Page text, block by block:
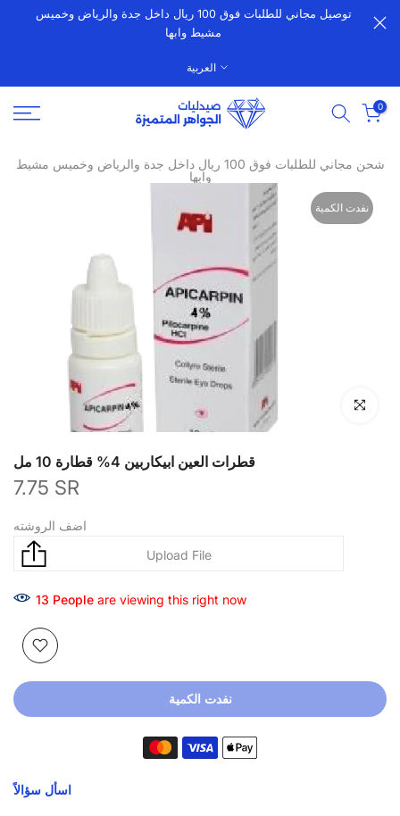
الانتقالتوصيل مجاني للطلبات فوق 100 ريال داخل جدة والرياض وخميس
مشيط وابها
العربية
0
شحن مجاني للطلبات فوق 100 ريال داخل جدة والرياض وخميس مشيط
وابها
نفدت الكمية
انقر للتكبير
قطرات العين ابيكاربين 4% قطارة 10 مل
7.75 SR
اضف الروشته
13 People are viewing this right now
نفدت الكمية
اسأل سؤالاً